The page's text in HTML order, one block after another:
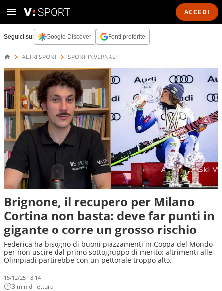
ACCEDI
Seguici su: Google Discover Fonti preferite
ALTRI SPORT SPORT INVERNALI
Brignone, il recupero per Milano
Cortina non basta: deve far punti in
gigante o corre un grosso rischio
Federica ha bisogno di buoni piazzamenti in Coppa del Mondo
per non uscire dal primo sottogruppo di merito: altrimenti alle
Olimpiadi partirebbe con un pettorale troppo alto.
15/12/25 13:14
3 min di lettura